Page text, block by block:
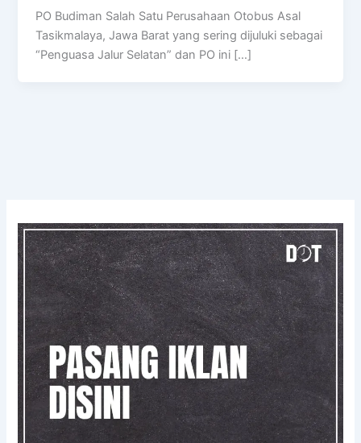
PO Budiman Salah Satu Perusahaan Otobus Asal
Tasikmalaya, Jawa Barat yang sering dijuluki sebagai
“Penguasa Jalur Selatan” dan PO ini […]